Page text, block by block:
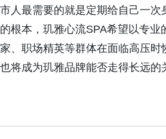
市人最需要的就是定期给自己一
的根本，玑雅心流SPA希望以专业
家、职场精英等群体在面临高压时
也将成为玑雅品牌能否走得长远的